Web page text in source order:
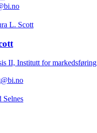
II, Institutt for markedsføring